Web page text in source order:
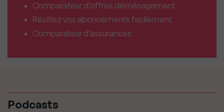
Comparateur d’offres déménagement
Résiliez vos abonnements facilement
Comparateur d’assurances
Podcasts